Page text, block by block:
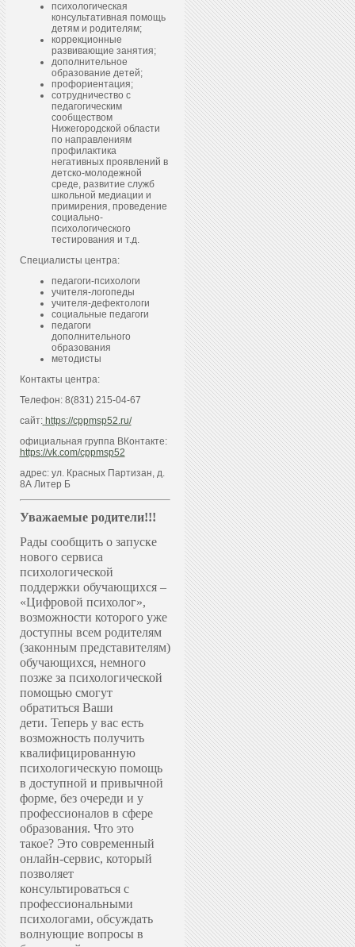
психологическая
консультативная помощь
детям и родителям;
коррекционные
развивающие занятия;
дополнительное
образование детей;
профориентация;
сотрудничество с
педагогическим
сообществом
Нижегородской области
по направлениям
профилактика
негативных проявлений в
детско-молодежной
среде, развитие служб
школьной медиации и
примирения, проведение
социально-
психологического
тестирования и т.д.
Специалисты центра:
педагоги-психологи
учителя-логопеды
учителя-дефектологи
социальные педагоги
педагоги
дополнительного
образования
методисты
Контакты центра:
Телефон: 8(831) 215-04-67
сайт: https://cppmsp52.ru/
официальная группа ВКонтакте:
https://vk.com/cppmsp52
адрес: ул. Красных Партизан, д.
8А Литер Б
Уважаемые родители!!!
Рады сообщить о запуске
нового сервиса
психологической
поддержки обучающихся –
«Цифровой психолог»,
возможности которого уже
доступны всем родителям
(законным представителям)
обучающихся, немного
позже за психологической
помощью смогут
обратиться Ваши
дети. Теперь у вас есть
возможность получить
квалифицированную
психологическую помощь
в доступной и привычной
форме, без очереди и у
профессионалов в сфере
образования. Что это
такое? Это современный
онлайн-сервис, который
позволяет
консультироваться с
профессиональными
психологами, обсуждать
волнующие вопросы в